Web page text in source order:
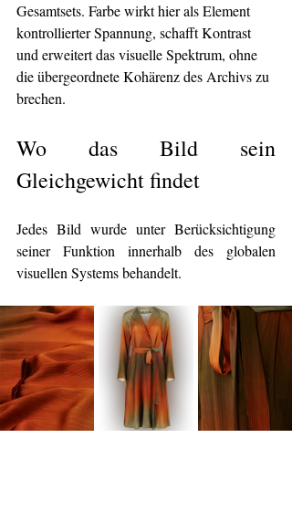
Gesamtsets. Farbe wirkt hier als Element
kontrollierter Spannung, schafft Kontrast
und erweitert das visuelle Spektrum, ohne
die übergeordnete Kohärenz des Archivs zu
brechen.
Wo das Bild sein
Gleichgewicht findet
Jedes Bild wurde unter Berücksichtigung
seiner Funktion innerhalb des globalen
visuellen Systems behandelt.